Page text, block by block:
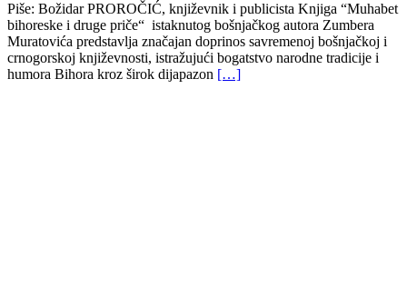
Piše: Božidar PROROČIĆ, književnik i publicista Knjiga “Muhabet
bihoreske i druge priče“ istaknutog bošnjačkog autora Zumbera
Muratovića predstavlja značajan doprinos savremenoj bošnjačkoj i
crnogorskoj književnosti, istražujući bogatstvo narodne tradicije i
humora Bihora kroz širok dijapazon […]